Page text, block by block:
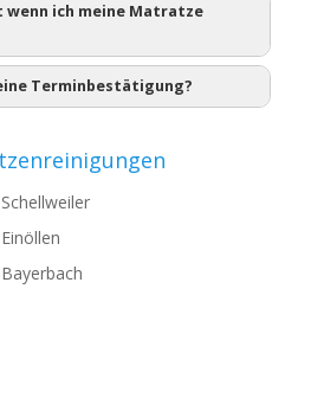
wenn ich meine Matratze
Terminbestätigung?